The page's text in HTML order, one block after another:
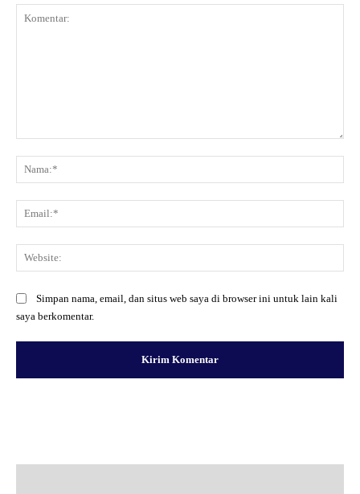
Simpan nama, email, dan situs web saya di browser ini untuk lain kali
saya berkomentar.